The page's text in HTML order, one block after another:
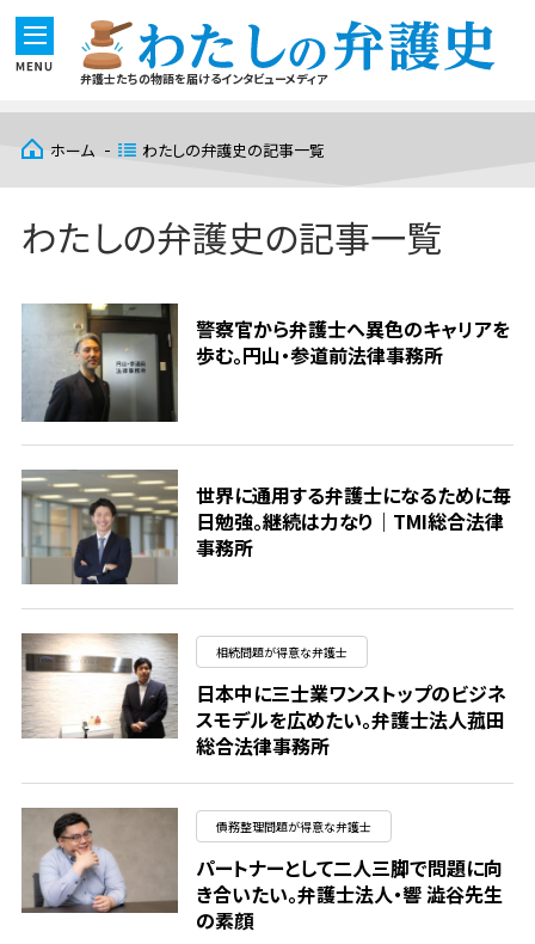
弁護士たちの物語を届けるインタビューメディア
ホーム わたしの弁護史の記事一覧
わたしの弁護史の記事一覧
警察官から弁護士へ異色のキャリアを
歩む。円山・参道前法律事務所
世界に通用する弁護士になるために毎
日勉強。継続は力なり｜TMI総合法律
事務所
相続問題が得意な弁護士
日本中に三士業ワンストップのビジネ
スモデルを広めたい。弁護士法人菰田
総合法律事務所
債務整理問題が得意な弁護士
パートナーとして二人三脚で問題に向
き合いたい。弁護士法人・響 澁谷先生
の素顔